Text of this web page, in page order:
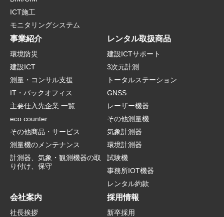
ICT施工
モニタリングシステム
事業紹介
環境防災
建設ICT
測量・コンサル支援
IT・バックオフィス
主要仕入先企業 一覧
eco counter
その他商品・サービス
測量機のメンテナンス
計測器、気象・観測機器の取
り付け、保守
レンタル取扱商品
建設ICTサポート
3次元計測
トータルステーション
GNSS
レーザー機器
その他測量機
気象計測器
環境計測器
試験機
事務所IOT機器
レンタル約款
会社案内
社長挨拶
採用情報
新卒採用